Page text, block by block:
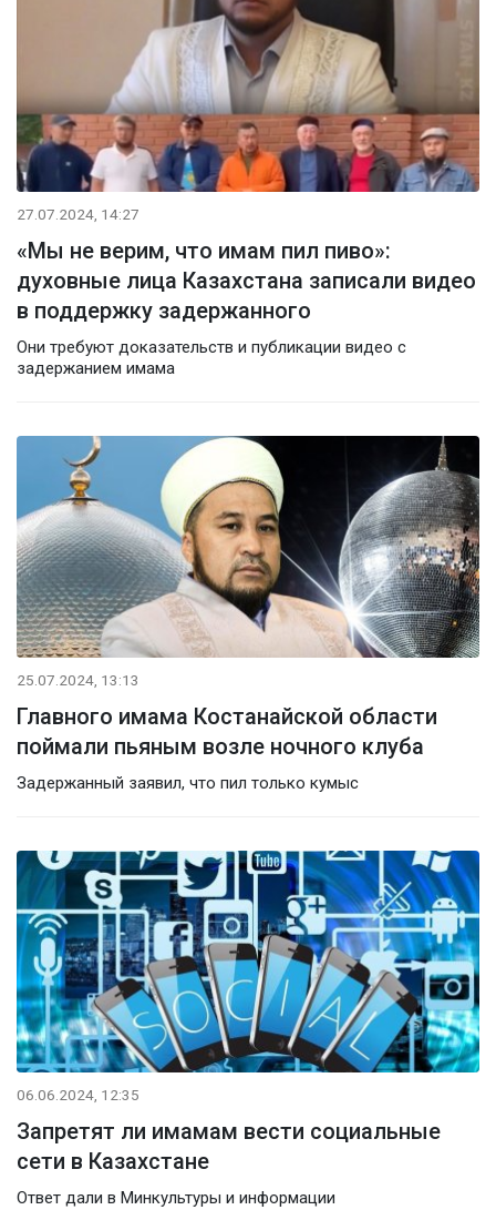
27.07.2024, 14:27
«Мы не верим, что имам пил пиво»:
духовные лица Казахстана записали видео
в поддержку задержанного
Они требуют доказательств и публикации видео с
задержанием имама
25.07.2024, 13:13
Главного имама Костанайской области
поймали пьяным возле ночного клуба
Задержанный заявил, что пил только кумыс
06.06.2024, 12:35
Запретят ли имамам вести социальные
сети в Казахстане
Ответ дали в Минкультуры и информации